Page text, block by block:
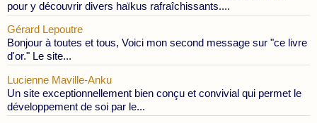
pour y découvrir divers haïkus rafraîchissants....
Gérard Lepoutre
Bonjour à toutes et tous, Voici mon second message sur "ce livre
d'or." Le site...
Lucienne Maville-Anku
Un site exceptionnellement bien conçu et convivial qui permet le
développement de soi par le...